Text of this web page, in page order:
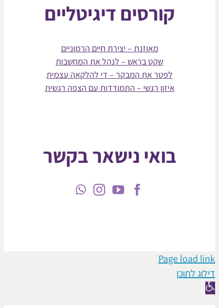
קורסים דיגיטליים
מאוזנת – יצירת חיים הרמוניים
שקט בראש – לנהל את המחשבות
לפטר את המבקר – די להלקאה עצמית
איזון רגשי – התמודדות עם הצפה רגשית
בואי נישאר בקשר
Page